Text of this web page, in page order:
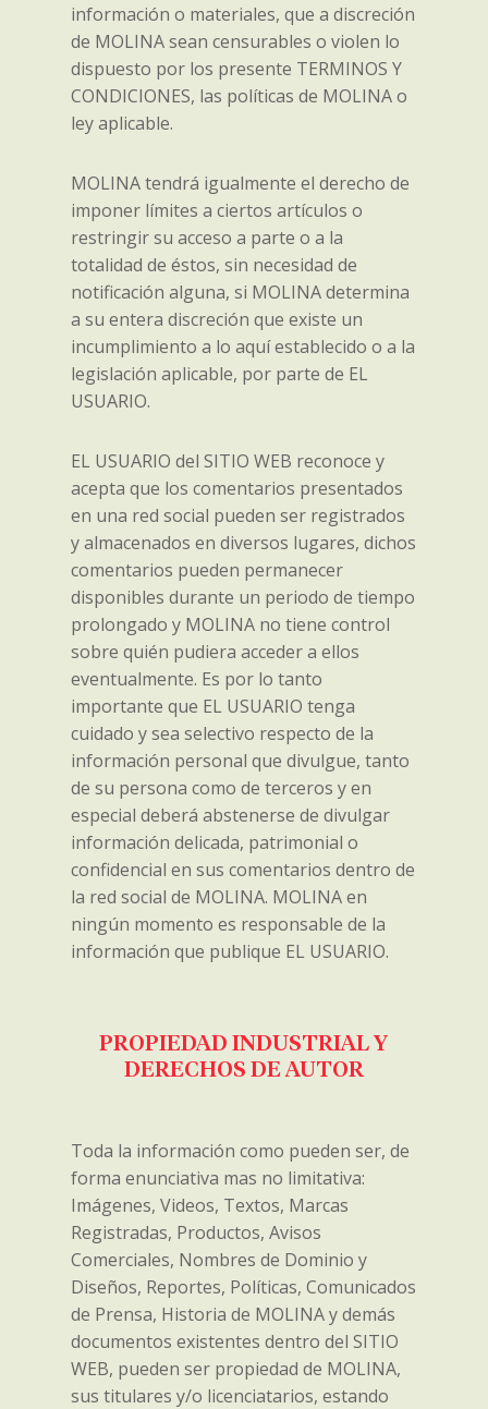
información o materiales, que a discreción
de MOLINA sean censurables o violen lo
dispuesto por los presente TERMINOS Y
CONDICIONES, las políticas de MOLINA o
ley aplicable.
MOLINA tendrá igualmente el derecho de
imponer límites a ciertos artículos o
restringir su acceso a parte o a la
totalidad de éstos, sin necesidad de
notificación alguna, si MOLINA determina
a su entera discreción que existe un
incumplimiento a lo aquí establecido o a la
legislación aplicable, por parte de EL
USUARIO.
EL USUARIO del SITIO WEB reconoce y
acepta que los comentarios presentados
en una red social pueden ser registrados
y almacenados en diversos lugares, dichos
comentarios pueden permanecer
disponibles durante un periodo de tiempo
prolongado y MOLINA no tiene control
sobre quién pudiera acceder a ellos
eventualmente. Es por lo tanto
importante que EL USUARIO tenga
cuidado y sea selectivo respecto de la
información personal que divulgue, tanto
de su persona como de terceros y en
especial deberá abstenerse de divulgar
información delicada, patrimonial o
confidencial en sus comentarios dentro de
la red social de MOLINA. MOLINA en
ningún momento es responsable de la
información que publique EL USUARIO.
PROPIEDAD INDUSTRIAL Y
DERECHOS DE AUTOR
Toda la información como pueden ser, de
forma enunciativa mas no limitativa:
Imágenes, Videos, Textos, Marcas
Registradas, Productos, Avisos
Comerciales, Nombres de Dominio y
Diseños, Reportes, Políticas, Comunicados
de Prensa, Historia de MOLINA y demás
documentos existentes dentro del SITIO
WEB, pueden ser propiedad de MOLINA,
sus titulares y/o licenciatarios, estando